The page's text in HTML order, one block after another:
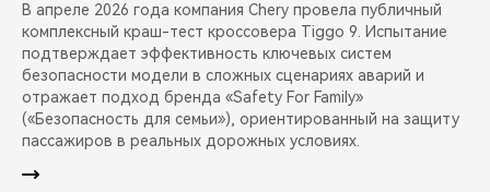
В апреле 2026 года компания Chery провела публичный
комплексный краш-тест кроссовера Tiggo 9. Испытание
подтверждает эффективность ключевых систем
безопасности модели в сложных сценариях аварий и
отражает подход бренда «Safety For Family»
(«Безопасность для семьи»), ориентированный на защиту
пассажиров в реальных дорожных условиях.